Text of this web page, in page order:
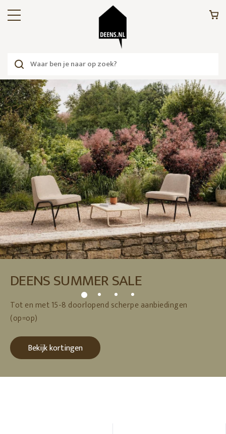
DEENS SUMMER SALE
Tot en met 15-8 doorlopend scherpe aanbiedingen
(op=op)
Bekijk kortingen